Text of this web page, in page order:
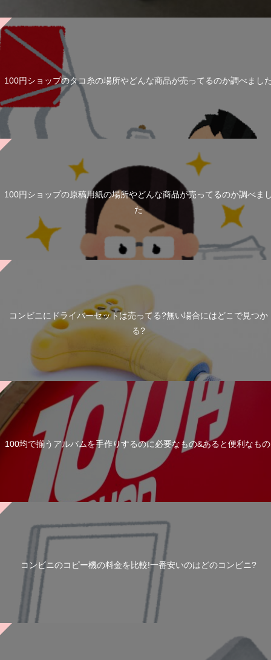
100円ショップのタコ糸の場所やどんな商品が売ってるのか調べまし
100円ショップの原稿用紙の場所やどんな商品が売ってるのか調べま
た
コンビニにドライバーセットは売ってる?無い場合にはどこで見つか
る?
100均で揃うアルバムを手作りするのに必要なもの&あると便利なも
コンビニのコピー機の料金を比較!一番安いのはどのコンビニ?